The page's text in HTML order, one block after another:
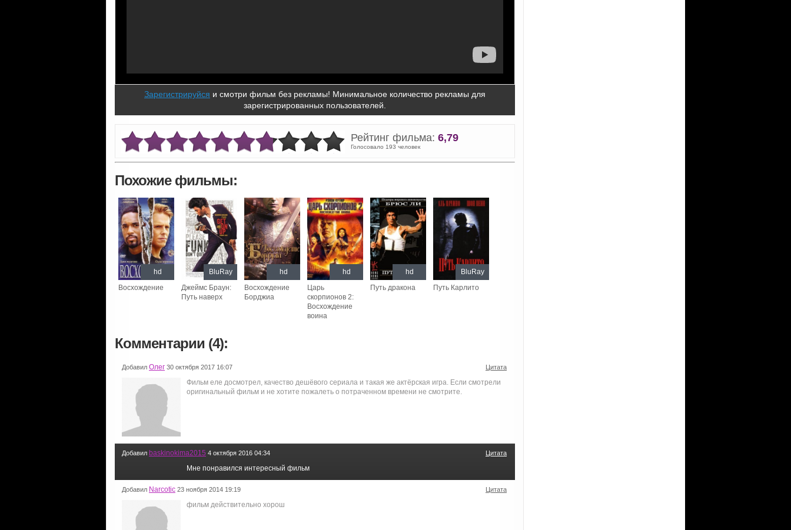
Зарегистрируйся и смотри фильм без рекламы! Минимальное количество рекламы для
зарегистрированных пользователей.
Рейтинг фильма: 6,79
Голосовало 193 человек
Похожие фильмы:
Восхождение
hd
Джеймс Браун:
Путь наверх
BluRay
Восхождение
Борджиа
hd
Царь
скорпионов 2:
Восхождение
воина
hd
Путь дракона
hd
Путь Карлито
BluRay
Комментарии (4):
Добавил Олег 30 октября 2017 16:07 Цитата
Фильм еле досмотрел, качество дешёвого сериала и такая же актёрская игра. Если смотрели
оригинальный фильм и не хотите пожалеть о потраченном времени не смотрите.
Добавил baskinokima2015 4 октября 2016 04:34 Цитата
Мне понравился интересный фильм
Добавил Narcotic 23 ноября 2014 19:19 Цитата
фильм действительно хорош